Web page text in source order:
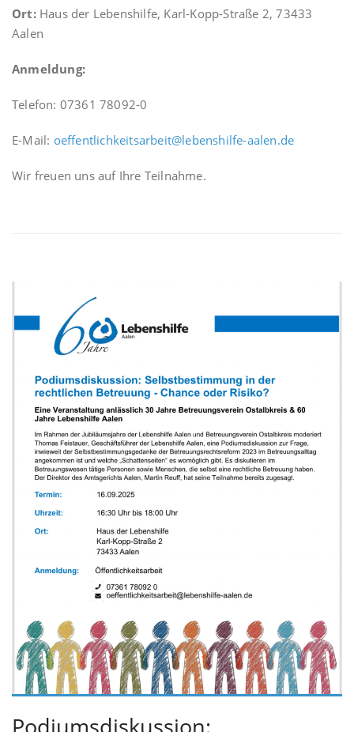
Ort:Haus der Lebenshilfe, Karl-Kopp-Straße 2, 73433
Aalen
Anmeldung:
Telefon: 07361 78092-0
E-Mail: oeffentlichkeitsarbeit@lebenshilfe-aalen.de
Wir freuen uns auf Ihre Teilnahme.
Podiumsdiskussion: